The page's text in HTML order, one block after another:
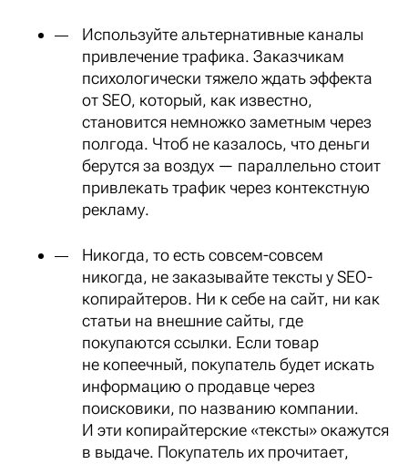
Используйте альтернативные каналы
привлечение трафика. Заказчикам
психологически тяжело ждать эффекта
от SEO, который, как известно,
становится немножко заметным через
полгода. Чтоб не казалось, что деньги
берутся за воздух — параллельно стоит
привлекать трафик через контекстную
рекламу.
Никогда, то есть совсем-совсем
никогда, не заказывайте тексты у SEO-
копирайтеров. Ни к себе на сайт, ни как
статьи на внешние сайты, где
покупаются ссылки. Если товар
не копеечный, покупатель будет искать
информацию о продавце через
поисковики, по названию компании.
И эти копирайтерские «тексты» окажутся
в выдаче. Покупатель их прочитает,